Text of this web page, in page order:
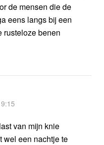
de mensen die de
eens langs bij een
rusteloze benen
van mijn knie
wel een nachtje te